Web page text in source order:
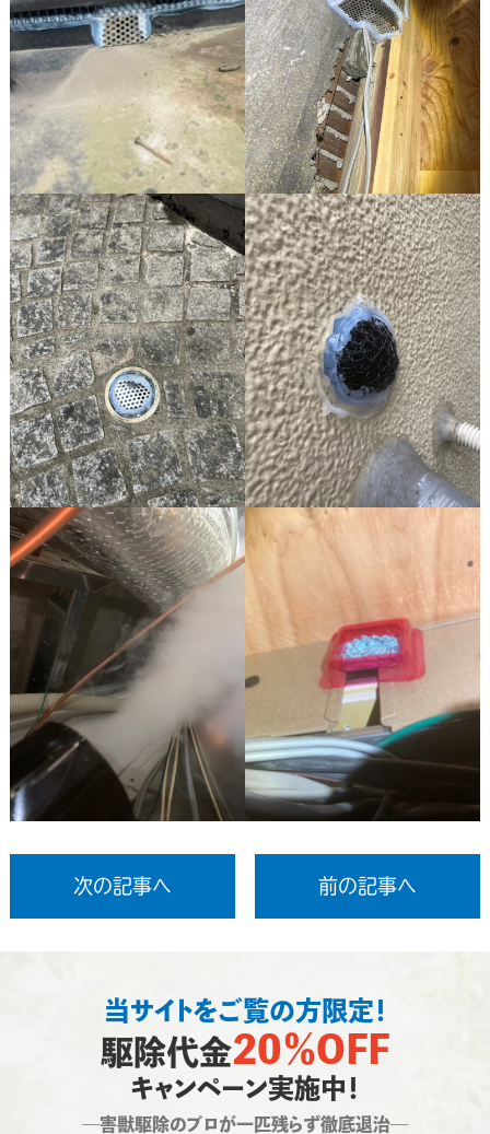
次の記事へ 前の記事へ
当サイトをご覧の方限定！
駆除代金20％OFF
キャンペーン実施中！
―害獣駆除のプロが一匹残らず徹底退治―